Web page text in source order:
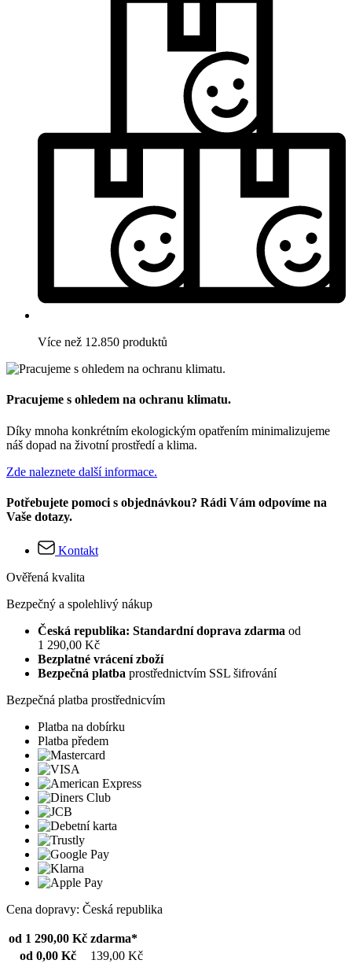
Více než 12.850 produktů
Pracujeme s ohledem na ochranu klimatu.
Díky mnoha konkrétním ekologickým opatřením minimalizujeme
náš dopad na životní prostředí a klima.
Zde naleznete další informace.
Potřebujete pomoci s objednávkou? Rádi Vám odpovíme na
Vaše dotazy.
Kontakt
Ověřená kvalita
Bezpečný a spolehlivý nákup
Česká republika: Standardní doprava zdarma od
1 290,00 Kč
Bezplatné vrácení zboží
Bezpečná platba prostřednictvím SSL šifrování
Bezpečná platba prostřednicvím
Platba na dobírku
Platba předem
Cena dopravy: Česká republika
od 1 290,00 Kč zdarma*
od 0,00 Kč
139,00 Kč